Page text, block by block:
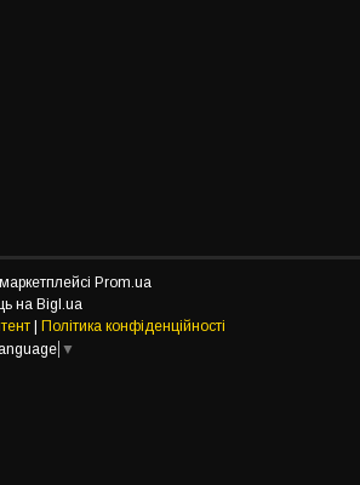
Prom.ua
на Bigl.ua
Політика конфіденційності
▼